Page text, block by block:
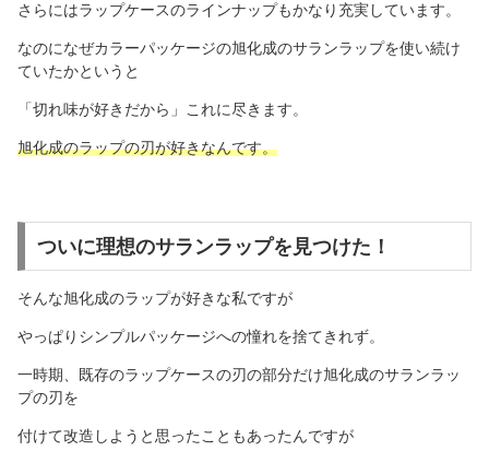
さらにはラップケースのラインナップもかなり充実しています。
なのになぜカラーパッケージの旭化成のサランラップを使い続け
ていたかというと
「切れ味が好きだから」これに尽きます。
旭化成のラップの刃が好きなんです。
ついに理想のサランラップを見つけた！
そんな旭化成のラップが好きな私ですが
やっぱりシンプルパッケージへの憧れを捨てきれず。
一時期、既存のラップケースの刃の部分だけ旭化成のサランラッ
プの刃を
付けて改造しようと思ったこともあったんですが